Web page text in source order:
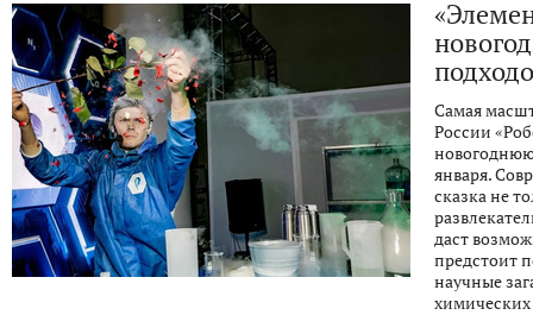
Самая
России
новогоднюю
января.
сказка не
даст
предстоит
научные